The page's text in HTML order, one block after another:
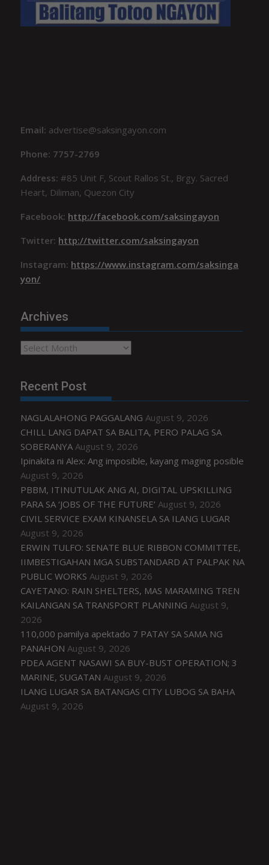
Email: advertise@saksingayon.com
Phone: 7757-2769
Address:#85 Unit F, Scout Rallos St., Brgy. Sacred
Heart, Diliman, Quezon City
Facebook: http://facebook.com/saksingayon
Twitter: http://twitter.com/saksingayon
Instagram: https://www.instagram.com/saksinga
yon/
Archives
Archives
Recent Post
NAGLALAHONG PAGGALANG August 9, 2026
CHILL LANG DAPAT SA BALITA, PERO PALAG SA
SOBERANYA August 9, 2026
Ipinakita ni Alex: Ang imposible, kayang maging posible
August 9, 2026
PBBM, ITINUTULAK ANG AI, DIGITAL UPSKILLING
PARA SA ‘JOBS OF THE FUTURE’ August 9, 2026
CIVIL SERVICE EXAM KINANSELA SA ILANG LUGAR
August 9, 2026
ERWIN TULFO: SENATE BLUE RIBBON COMMITTEE,
IIMBESTIGAHAN MGA SUBSTANDARD AT PALPAK NA
PUBLIC WORKS August 9, 2026
CAYETANO: RAIN SHELTERS, MAS MARAMING TREN
KAILANGAN SA TRANSPORT PLANNING August 9,
2026
110,000 pamilya apektado 7 PATAY SA SAMA NG
PANAHON August 9, 2026
PDEA AGENT NASAWI SA BUY-BUST OPERATION; 3
MARINE, SUGATAN August 9, 2026
ILANG LUGAR SA BATANGAS CITY LUBOG SA BAHA
August 9, 2026